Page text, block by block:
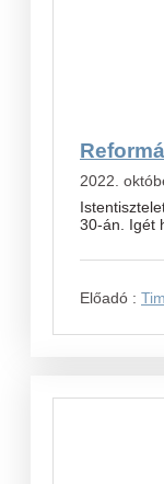
2022.
30-án. Igét
Előadó :